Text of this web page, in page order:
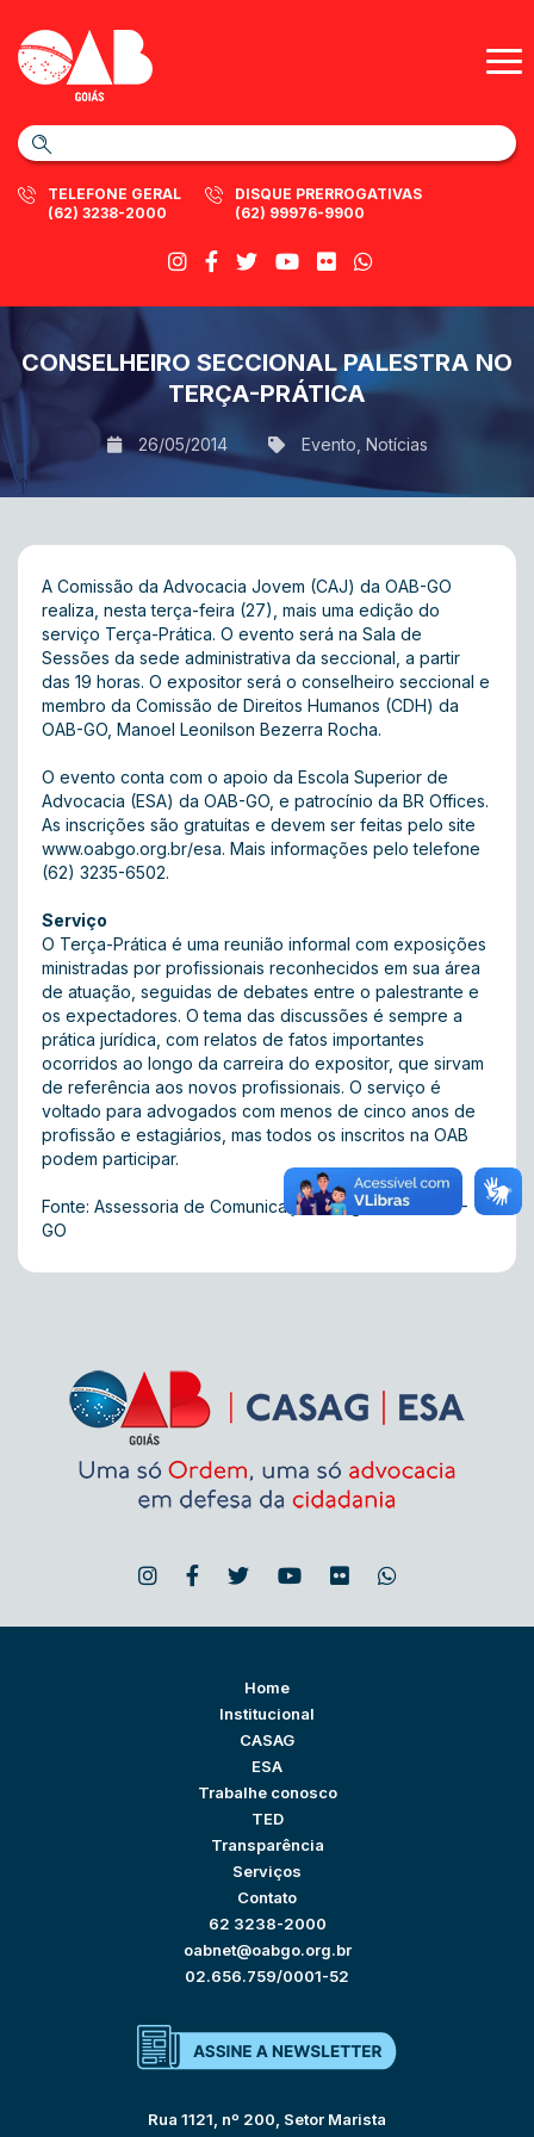
TELEFONE GERAL
(62) 3238-2000
DISQUE PRERROGATIVAS
(62) 99976-9900
CONSELHEIRO SECCIONAL PALESTRA NO
TERÇA-PRÁTICA
26/05/2014 Evento Notícias
A Comissão da Advocacia Jovem (CAJ) da OAB-GO
realiza, nesta terça-feira (27), mais uma edição do
serviço Terça-Prática. O evento será na Sala de
Sessões da sede administrativa da seccional, a partir
das 19 horas. O expositor será o conselheiro seccional e
membro da Comissão de Direitos Humanos (CDH) da
OAB-GO, Manoel Leonilson Bezerra Rocha.
O evento conta com o apoio da Escola Superior de
Advocacia (ESA) da OAB-GO, e patrocínio da BR Offices.
As inscrições são gratuitas e devem ser feitas pelo site
www.oabgo.org.br/esa. Mais informações pelo telefone
(62) 3235-6502.
Serviço
O Terça-Prática é uma reunião informal com exposições
ministradas por profissionais reconhecidos em sua área
de atuação, seguidas de debates entre o palestrante e
os expectadores. O tema das discussões é sempre a
prática jurídica, com relatos de fatos importantes
ocorridos ao longo da carreira do expositor, que sirvam
de referência aos novos profissionais. O serviço é
voltado para advogados com menos de cinco anos de
profissão e estagiários, mas todos os inscritos na OAB
podem participar.
Fonte: Assessoria de Comunicação Integrada da OAB-
GO
Home
Institucional
CASAG
ESA
Trabalhe conosco
TED
Transparência
Serviços
Contato
62 3238-2000
oabnet@oabgo.org.br
02.656.759/0001-52
Rua 1121, nº 200, Setor Marista